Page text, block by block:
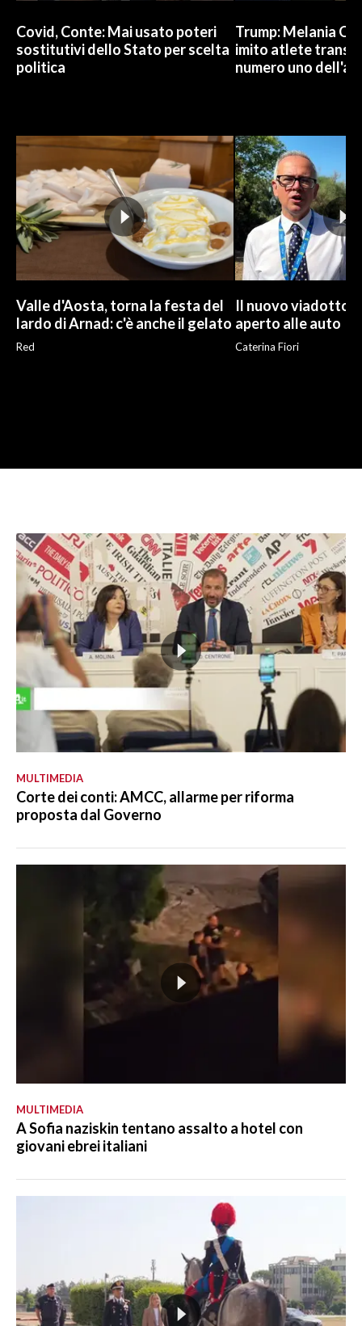
Covid, Conte: Mai usato poteri
sostitutivi dello Stato per scelta
politica
Trump: Melania
imito atlete trans,
numero uno
Valle d'Aosta, torna la festa del
lardo di Arnad: c'è anche il gelato
Red
Il nuovo viadotto
aperto alle auto
Caterina Fiori
MULTIMEDIA
Corte dei conti: AMCC, allarme per riforma
proposta dal Governo
MULTIMEDIA
A Sofia naziskin tentano assalto a hotel con
giovani ebrei italiani